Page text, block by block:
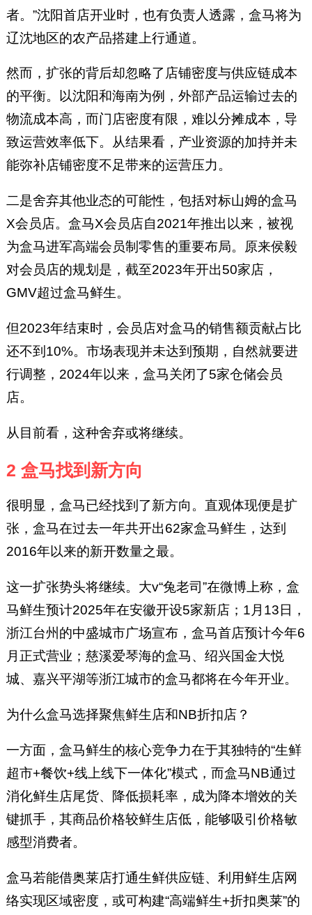
者。”沈阳首店开业时，也有负责人透露，盒马将为
辽沈地区的农产品搭建上行通道。
然而，扩张的背后却忽略了店铺密度与供应链成本
的平衡。以沈阳和海南为例，外部产品运输过去的
物流成本高，而门店密度有限，难以分摊成本，导
致运营效率低下。从结果看，产业资源的加持并未
能弥补店铺密度不足带来的运营压力。
二是舍弃其他业态的可能性，包括对标山姆的盒马
X会员店。盒马X会员店自2021年推出以来，被视
为盒马进军高端会员制零售的重要布局。原来侯毅
对会员店的规划是，截至2023年开出50家店，
GMV超过盒马鲜生。
但2023年结束时，会员店对盒马的销售额贡献占比
还不到10%。市场表现并未达到预期，自然就要进
行调整，2024年以来，盒马关闭了5家仓储会员
店。
从目前看，这种舍弃或将继续。
2 盒马找到新方向
很明显，盒马已经找到了新方向。直观体现便是扩
张，盒马在过去一年共开出62家盒马鲜生，达到
2016年以来的新开数量之最。
这一扩张势头将继续。大v“兔老司”在微博上称，盒
马鲜生预计2025年在安徽开设5家新店；1月13日，
浙江台州的中盛城市广场宣布，盒马首店预计今年6
月正式营业；慈溪爱琴海的盒马、绍兴国金大悦
城、嘉兴平湖等浙江城市的盒马都将在今年开业。
为什么盒马选择聚焦鲜生店和NB折扣店？
一方面，盒马鲜生的核心竞争力在于其独特的“生鲜
超市+餐饮+线上线下一体化”模式，而盒马NB通过
消化鲜生店尾货、降低损耗率，成为降本增效的关
键抓手，其商品价格较鲜生店低，能够吸引价格敏
感型消费者。
盒马若能借奥莱店打通生鲜供应链、利用鲜生店网
络实现区域密度，或可构建“高端鲜生+折扣奥莱”的